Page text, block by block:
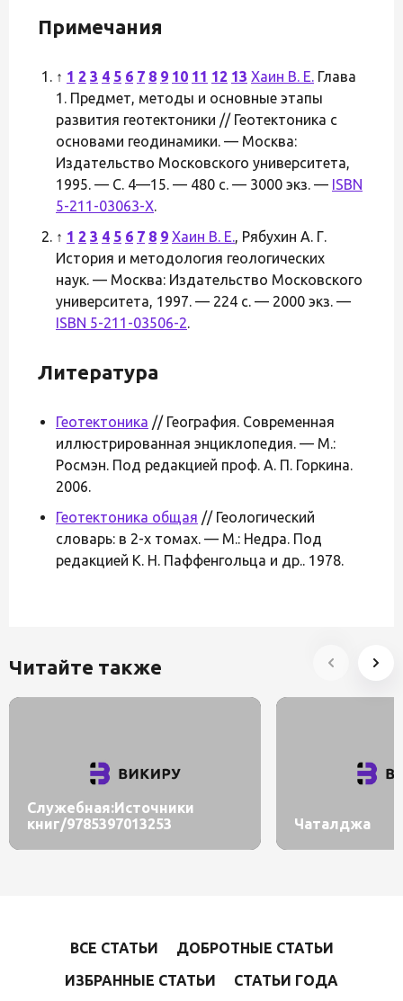
Примечания
↑ 1 2 3 4 5 6 7 8 9 10 11 12 13 Хаин В. Е. Глава
1. Предмет, методы и основные этапы
развития геотектоники // Геотектоника с
основами геодинамики. — Москва:
Издательство Московского университета,
1995. — С. 4—15. — 480 с. — 3000 экз. — ISBN
5-211-03063-X.
↑ 1 2 3 4 5 6 7 8 9 Хаин В. Е., Рябухин А. Г.
История и методология геологических
наук. — Москва: Издательство Московского
университета, 1997. — 224 с. — 2000 экз. —
ISBN 5-211-03506-2.
Литература
Геотектоника // География. Современная
иллюстрированная энциклопедия. — М.:
Росмэн. Под редакцией проф. А. П. Горкина.
2006.
Геотектоника общая // Геологический
словарь: в 2-х томах. — М.: Недра. Под
редакцией К. Н. Паффенгольца и др.. 1978.
Читайте также
Служебная:Источники
книг/9785397013253
Чаталджа
ВСЕ СТАТЬИ
ДОБРОТНЫЕ СТАТЬИ
ИЗБРАННЫЕ СТАТЬИ
СТАТЬИ ГОДА